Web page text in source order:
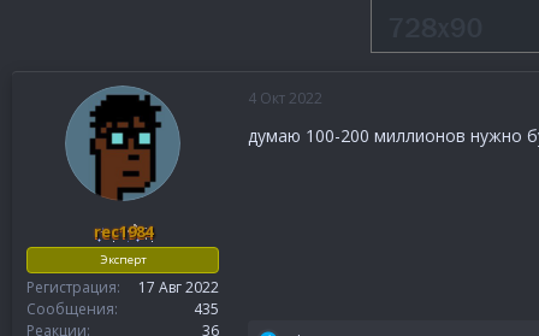
rec1984
Эксперт
Регистрация
17 Авг 2022
Сообщения
435
Реакции
36
4 Окт 2022
думаю 100-200 миллионов нужно